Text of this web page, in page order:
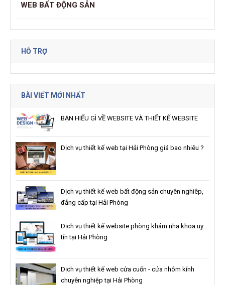
WEB BẤT ĐỘNG SẢN
HỖ TRỢ
BÀI VIẾT MỚI NHẤT
BẠN HIỂU GÌ VỀ WEBSITE VÀ THIẾT KẾ WEBSITE
Dịch vụ thiết kế web tại Hải Phòng giá bao nhiêu ?
Dịch vụ thiết kế web bất động sản chuyên nghiêp,
đẳng cấp tại Hải Phòng
Dịch vụ thiết kế website phòng khám nha khoa uy
tín tại Hải Phòng
Dịch vụ thiết kế web cửa cuốn - cửa nhôm kính
chuyên nghiệp tại Hải Phòng